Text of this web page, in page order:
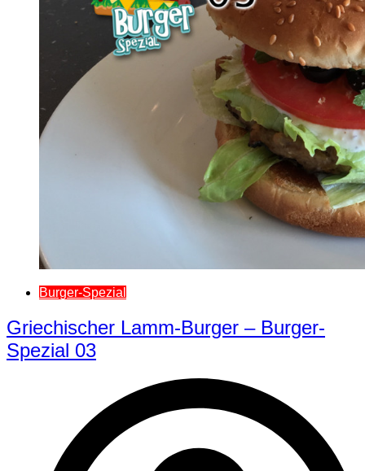
Burger-Spezial
Griechischer Lamm-Burger – Burger-
Spezial 03